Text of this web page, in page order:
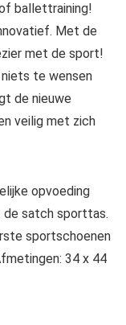
ballettraining!
Met de
met de sport!
te wensen
de nieuwe
veilig met zich
opvoeding
de satch sporttas.
sportschoenen
34 x 44